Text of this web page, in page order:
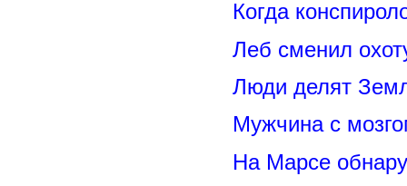
Когда
Леб сменил
Люди делят
Мужчина с
На Марсе